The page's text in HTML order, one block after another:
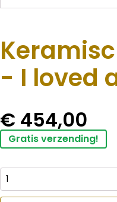
- I loved
€ 454,00
Gratis verzending!
Keramische